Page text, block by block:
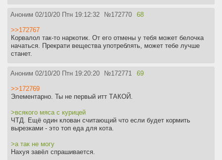
Аноним 02/10/20 Птн 19:12:32 №172770 68
>>172767
Корвалол так-то наркотик. От его отмены у тебя может белочка
начаться. Прекрати вещества употреблять, может тебе лучше
станет.
Аноним 02/10/20 Птн 19:20:20 №172771 69
>>172769
Элементарно. Ты не первый итт ТАКОЙ.
>всякого мяса с курицей
ЧТД. Ещё один клован считающий что если будет кормить
вырезками - это топ еда для кота.
>а так не могу
Нахуя завёл спрашивается.